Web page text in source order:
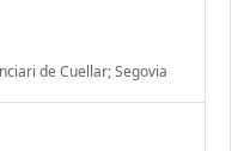
de Cuellar; Segovia